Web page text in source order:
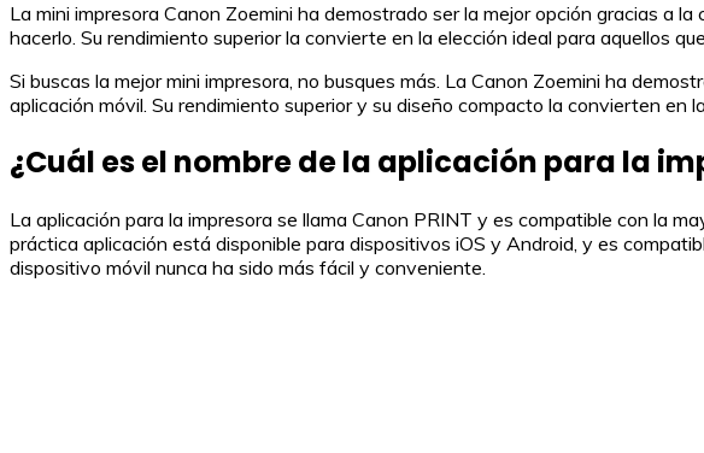
La mini impresora Canon Zoemini ha demostrado ser la mejor opción gracias a
hacerlo. Su rendimiento superior la convierte en la elección ideal para aquellos
Si buscas la mejor mini impresora, no busques más. La Canon Zoemini ha
aplicación móvil. Su rendimiento superior y su diseño compacto la convierten
¿Cuál es el nombre de la aplicación para la
La aplicación para la impresora se llama Canon PRINT y es compatible con la
práctica aplicación está disponible para dispositivos iOS y Android, y es
dispositivo móvil nunca ha sido más fácil y conveniente.